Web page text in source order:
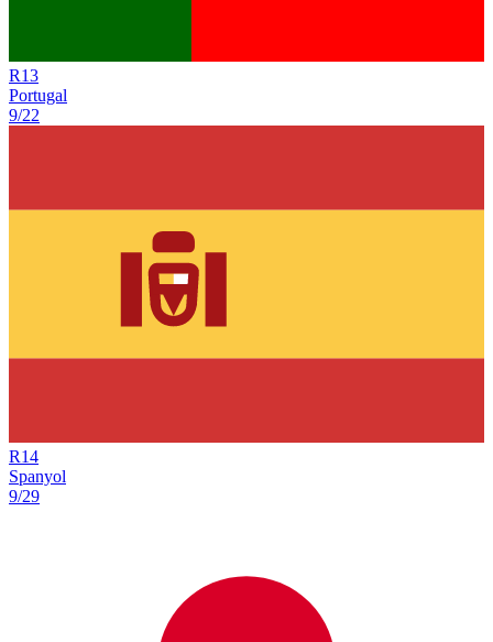
R13
Portugal
9/22
R14
Spanyol
9/29